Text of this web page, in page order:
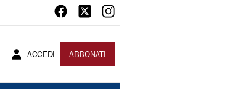
ACCEDI ABBONATI